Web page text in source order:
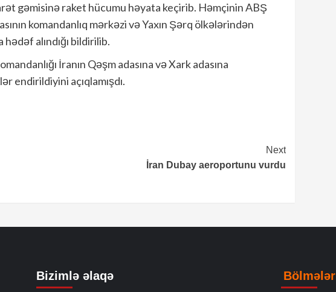
gəmisinə raket hücumu həyata keçirib. Həmçinin ABŞ
komandanlıq mərkəzi və Yaxın Şərq ölkələrindən
alındığı bildirilib.
İranın Qəşm adasına və Xark adasına
endirildiyini açıqlamışdı.
Next
İran Dubay aeroportunu vurdu
Bizimlə əlaqə Bölmələr